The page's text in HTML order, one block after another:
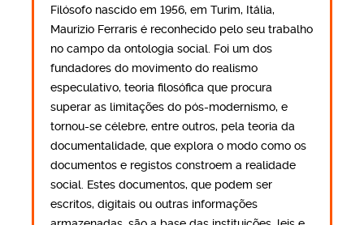
Filósofo nascido em 1956, em Turim, Itália,
Maurizio Ferraris é reconhecido pelo seu trabalho
no campo da ontologia social. Foi um dos
fundadores do movimento do realismo
especulativo, teoria filosófica que procura
superar as limitações do pós-modernismo, e
tornou-se célebre, entre outros, pela teoria da
documentalidade, que explora o modo como os
documentos e registos constroem a realidade
social. Estes documentos, que podem ser
escritos, digitais ou outras informações